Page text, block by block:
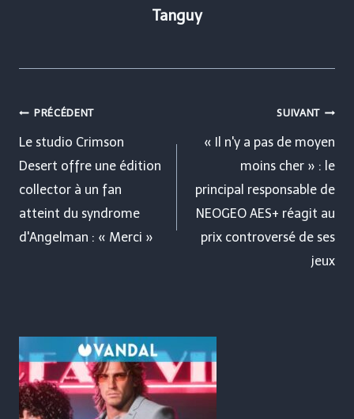
Tanguy
Navigation
de
l’article
PRÉCÉDENT
Le studio Crimson
Desert offre une édition
collector à un fan
atteint du syndrome
d'Angelman : « Merci »
SUIVANT
« Il n'y a pas de moyen
moins cher » : le
principal responsable de
NEOGEO AES+ réagit au
prix controversé de ses
jeux